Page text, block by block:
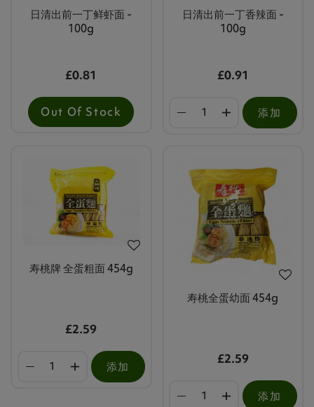
日清出前一丁鲜虾面 -
100g
£0.81
Out Of Stock
日清出前一丁香辣面 -
100g
£0.91
添加
寿桃牌 全蛋粗面 454g
£2.59
添加
寿桃全蛋幼面 454g
£2.59
添加